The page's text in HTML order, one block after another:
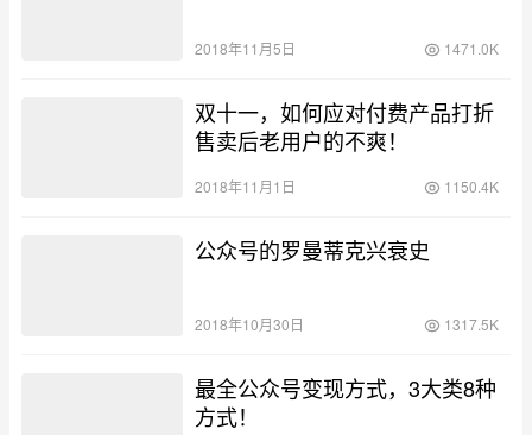
2018年11月5日 1471.0K
双十一，如何应对付费产品打折
售卖后老用户的不爽！
2018年11月1日 1150.4K
公众号的罗曼蒂克兴衰史
2018年10月30日 1317.5K
最全公众号变现方式，3大类8种
方式！